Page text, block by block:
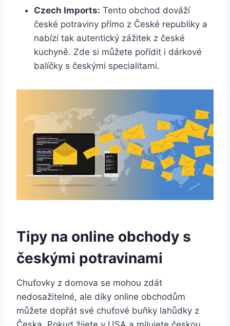
Czech Imports: Tento obchod dováží
české potraviny přímo z České republiky a
nabízí tak autentický zážitek z české
kuchyně. Zde si můžete pořídit i dárkové
balíčky s českými specialitami.
Tipy na online obchody s
českými potravinami
Chuťovky z domova se mohou zdát
nedosažitelné, ale díky online obchodům
můžete dopřát své chuťové buňky lahůdky z